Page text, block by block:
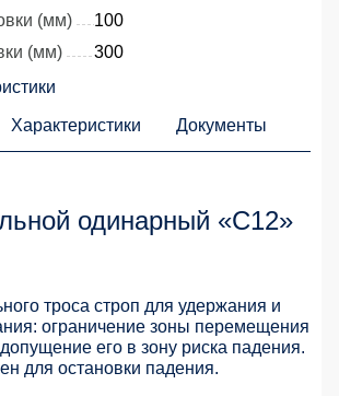
(мм)
100
(мм)
300
Характеристики Документы
одинарный «С12»
троса строп для удержания и
ограничение зоны перемещения
его в зону риска падения.
для остановки падения.